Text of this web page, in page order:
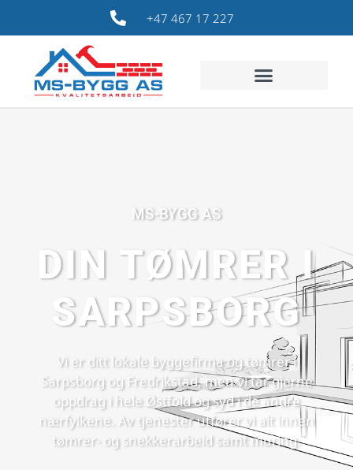
+47 467 17 227
MS-BYGG AS
DIN TØMRER I
SARPSBORG
Vi er ditt lokale byggefirma og tømrer i
Sarpsborg og Fredrikstad, men vi tar gjerne
oppdrag i hele Østfold og syd i de andre
nærfylkene. Av tjenester utfører vi alt innen
tømrer- og snekkerarbeid samt muring.